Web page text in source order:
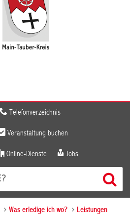
Telefonverzeichnis
Veranstaltung buchen
Online-Dienste Jobs
Was erledige ich wo? Leistungen